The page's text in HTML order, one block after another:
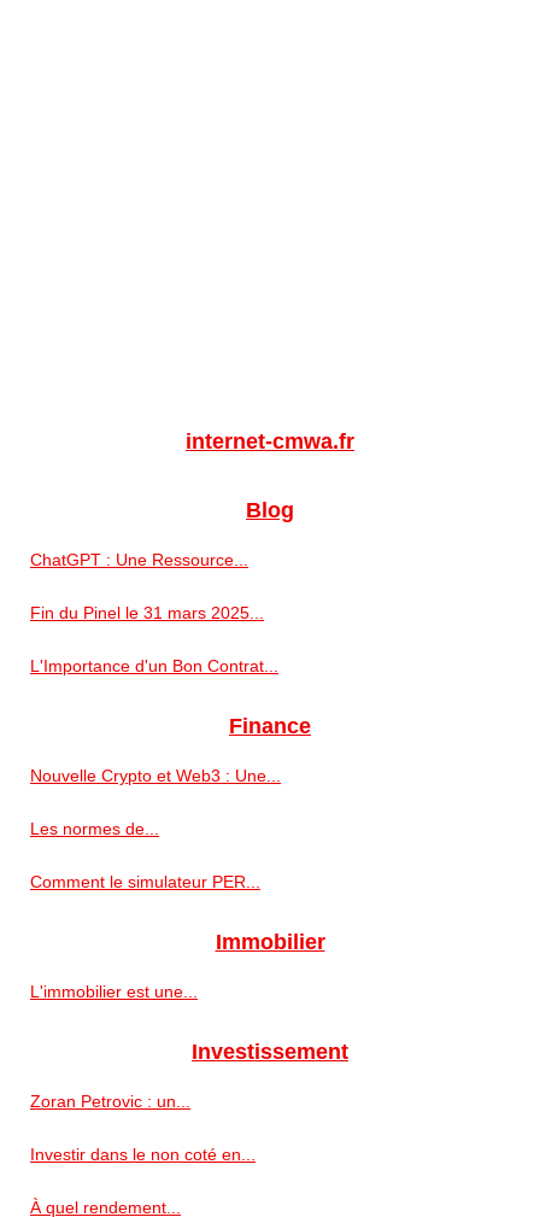
internet-cmwa.fr
Blog
ChatGPT : Une Ressource...
Fin du Pinel le 31 mars 2025...
L'Importance d'un Bon Contrat...
Finance
Nouvelle Crypto et Web3 : Une...
Les normes de...
Comment le simulateur PER...
Immobilier
L'immobilier est une...
Investissement
Zoran Petrovic : un...
Investir dans le non coté en...
À quel rendement...